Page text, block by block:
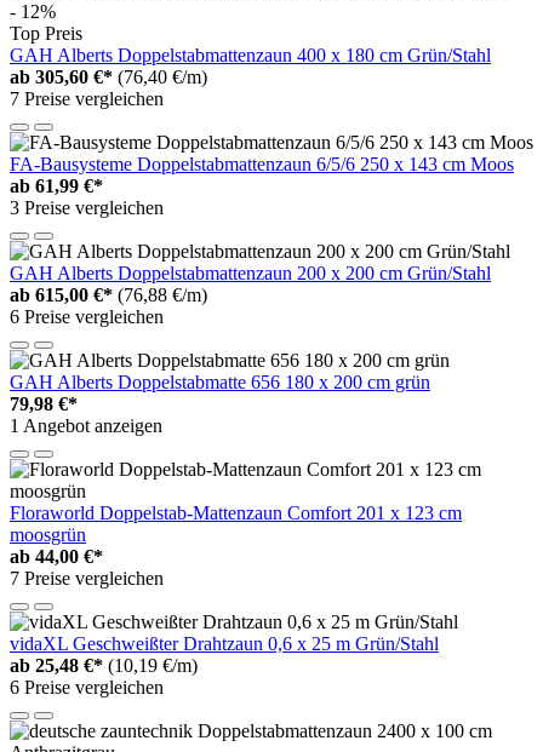
- 12%
Top Preis
GAH Alberts Doppelstabmattenzaun 400 x 180 cm Grün/Stahl
ab 305,60 €* (76,40 €/m)
7 Preise vergleichen
FA-Bausysteme Doppelstabmattenzaun 6/5/6 250 x 143 cm Moos
ab 61,99 €*
3 Preise vergleichen
GAH Alberts Doppelstabmattenzaun 200 x 200 cm Grün/Stahl
ab 615,00 €* (76,88 €/m)
6 Preise vergleichen
GAH Alberts Doppelstabmatte 656 180 x 200 cm grün
79,98 €*
1 Angebot anzeigen
Floraworld Doppelstab-Mattenzaun Comfort 201 x 123 cm
moosgrün
ab 44,00 €*
7 Preise vergleichen
vidaXL Geschweißter Drahtzaun 0,6 x 25 m Grün/Stahl
ab 25,48 €* (10,19 €/m)
6 Preise vergleichen